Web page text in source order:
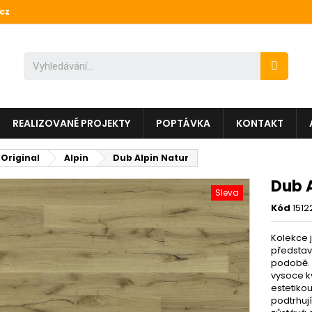
REALIZOVANÉ PROJEKTY POPTÁVKA KONTAKT
Alpin Dub Alpin Natur
Sleva Dub
Kód
Kolekce
podobě.
vysoce